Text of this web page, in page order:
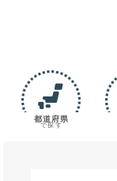
都道府県
で探す